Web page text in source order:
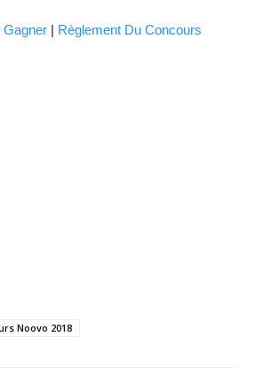
Gagner| Règlement Du Concours
Noovo 2018